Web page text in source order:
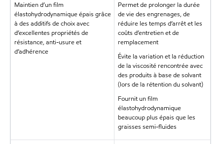
Maintien d’un film
élastohydrodynamique épais grâce
à des additifs de choix avec
d’excellentes propriétés de
résistance, anti-usure et
d’adhérence
Permet de prolonger la durée
de vie des engrenages, de
réduire les temps d’arrêt et les
coûts d’entretien et de
remplacement
Évite la variation et la réduction
de la viscosité rencontrée avec
des produits à base de solvant
(lors de la rétention du solvant)
Fournit un film
élastohydrodynamique
beaucoup plus épais que les
graisses semi-fluides